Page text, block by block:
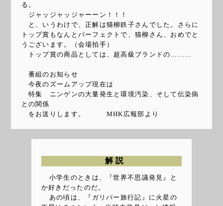
る。
ジャッジャッジャーーン！！！
と、いうわけで、正解は猫柳鉄子さんでした。さらに
トップ賞もなんとパーフェクトで、猫柳さん、おめでと
うございます。（会場拍手）
トップ賞の商品としては、超高級ブランドの………
番組のお知らせ
今夜のズームアップ現在は
特集 ニンゲンの大量発生と環境汚染、そして伝染病
との関係
をお送りします。 MHK広報部より
解説
小学生のときは、『世界不思議発見』と
か好きだったのだ。
あの頃は、『ガリバー旅行記』に火星の